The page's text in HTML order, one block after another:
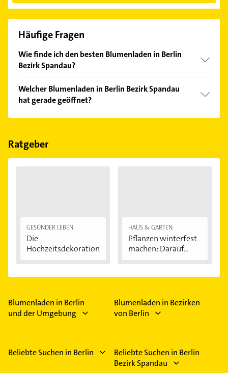
Häufige Fragen
Wie finde ich den besten Blumenladen in Berlin
Bezirk Spandau?
Kundenmeinungen und profitieren Sie von den
Empfehlungen. Die Suchergebnisse können Sie sich
einfach nachBewertungensortiert anzeigen lassen.
Welcher Blumenladen in Berlin Bezirk Spandau
hat gerade geöffnet?
Im Anbieter-Bereich finden Sie alleÖffnungszeiten.
Feiertagen abweichen können.
Ratgeber
GESÜNDER LEBEN
Die
Hochzeitsdekoration
HAUS & GARTEN
Pflanzen winterfest
machen: Darauf...
Blumenladen in Berlin
und der Umgebung
Blumenladen in Bezirken
von Berlin
Beliebte Suchen in Berlin
Beliebte Suchen in Berlin
Bezirk Spandau